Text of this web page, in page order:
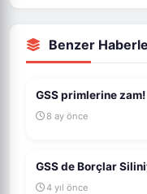
Benzer
GSS primlerine zam!
8 ay önce
GSS de Borçlar
4 yıl önce